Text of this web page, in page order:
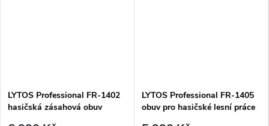
LYTOS Professional FR-1402
hasičská zásahová obuv
LYTOS Professional FR-1405
obuv pro hasičské lesní práce